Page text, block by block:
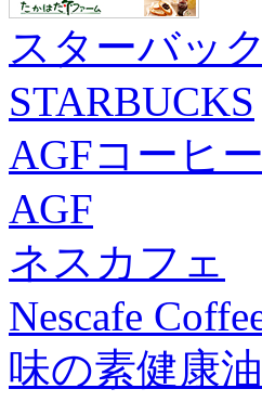
スターバッ
STARBUCKS
AGFコーヒ
AGF
ネスカフェ
Nescafe
味の素健康